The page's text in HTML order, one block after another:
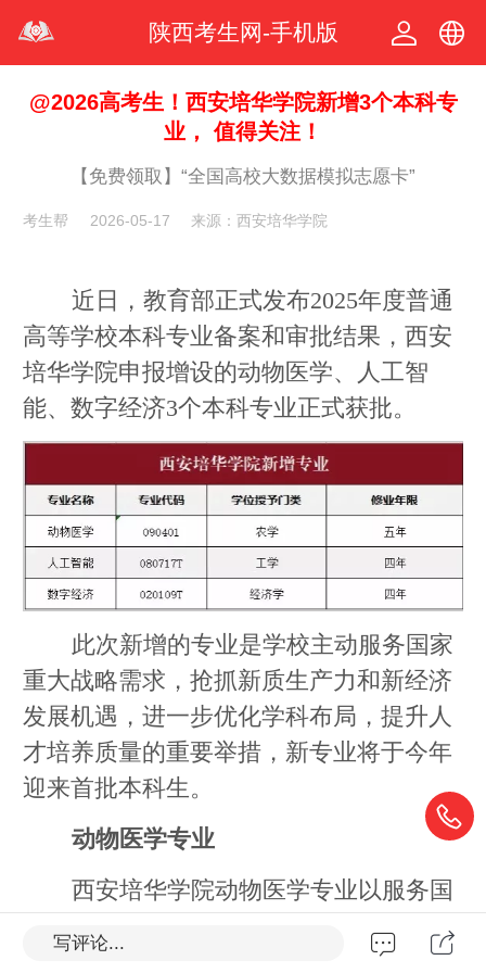
陕西考生网-手机版
中文
@2026高考生！西安培华学院新增3个本科专
业， 值得关注！
【免费领取】“全国高校大数据模拟志愿卡”
考生帮 2026-05-17 来源：西安培华学院
近日，教育部正式发布2025年度普通
高等学校本科专业备案和审批结果，西安
培华学院申报增设的动物医学、人工智
能、数字经济3个本科专业正式获批。
此次新增的专业是学校主动服务国家
重大战略需求，抢抓新质生产力和新经济
发展机遇，进一步优化学科布局，提升人
才培养质量的重要举措，新专业将于今年
迎来首批本科生。
动物医学专业
西安培华学院动物医学专业以服务国
家现代畜牧业、宠物健康产业及公共卫生
安全战略为导向，致力于培养具备扎实理
写评论...